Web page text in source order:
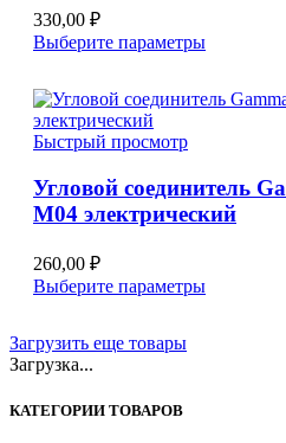
330,00 ₽
Выберите параметрыЭтот
несколько
выбрать
на
Быстрый просмотр
Угловой соединитель
M04 электрический
260,00 ₽
Выберите параметрыЭтот
Загрузить еще товары
Загрузка...
КАТЕГОРИИ ТОВАРОВ